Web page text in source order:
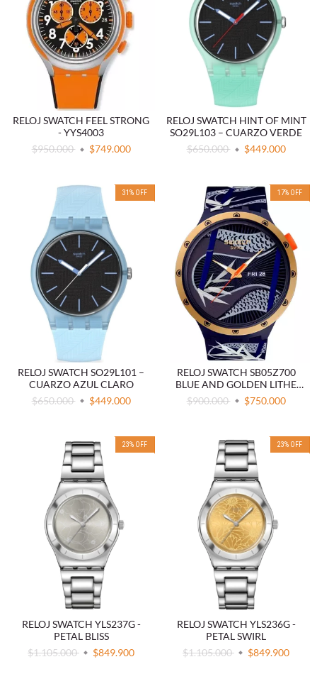
RELOJ SWATCH FEEL STRONG
- YYS4003
$950.000
$749.000
RELOJ SWATCH HINT OF MINT
SO29L103 – CUARZO VERDE
$650.000
$449.000
31 % OFF
RELOJ SWATCH SO29L101 –
CUARZO AZUL CLARO
$650.000
$449.000
17% OFF
RELOJ SWATCH SB05Z700
BLUE AND GOLDEN LITHE
DANCER
$900.000 $750.000
23% OFF
RELOJ SWATCH YLS237G -
PETAL BLISS
$1.105.000
$849.900
23% OFF
RELOJ SWATCH YLS236G -
PETAL SWIRL
$1.105.000
$849.900